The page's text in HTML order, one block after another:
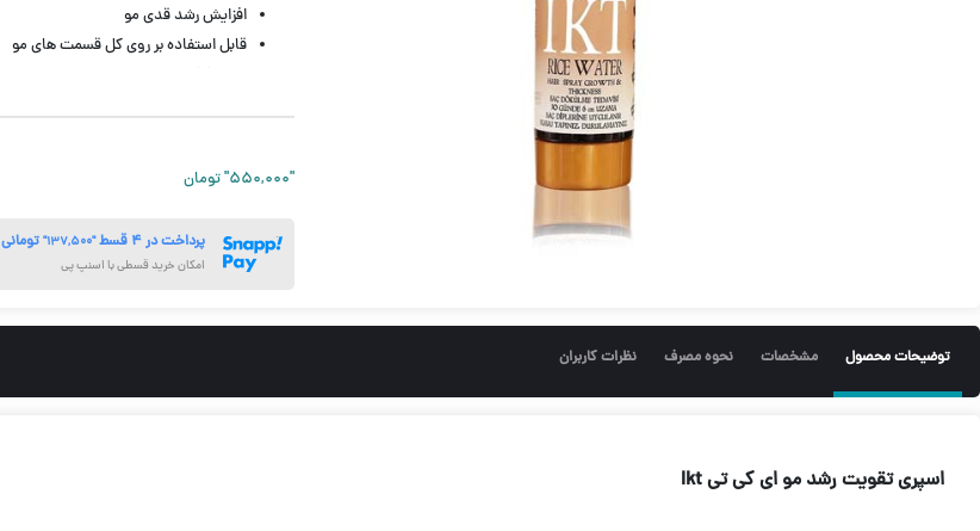
افزایش رشد قدی مو
قابل استفاده بر روی کل قسمت های مو
"۵۵۰,۰۰۰" تومان
پرداخت در ۴ قسط "۱۳۷,۵۰۰" تومانی
امکان خرید قسطی با اسنپ پی
توضیحات محصول مشخصات نحوه مصرف نظرات کاربران
اسپری تقویت رشد مو ای کی تی Ikt